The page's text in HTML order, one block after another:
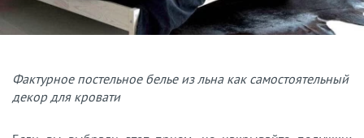
Фактурное постельное белье из льна как самостоятельный
декор для кровати